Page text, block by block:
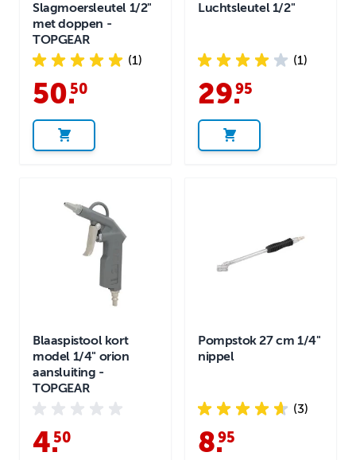
Slagmoersleutel 1/2"
met doppen -
TOPGEAR
(1)
50.
50
Luchtsleutel 1/2"
(1)
29.
95
Blaaspistool kort
model 1/4" orion
aansluiting -
TOPGEAR
4.
50
Pompstok 27 cm 1/4"
nippel
(3)
8.
95